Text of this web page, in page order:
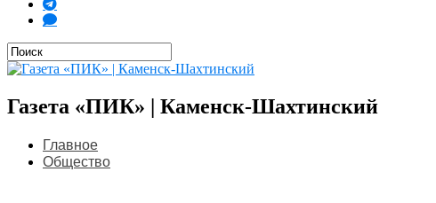
Газета «ПИК» | Каменск-Шахтинский
Главное
Общество